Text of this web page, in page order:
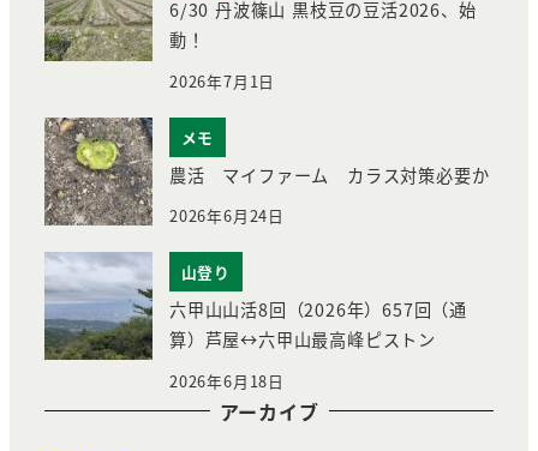
6/30 丹波篠山 黒枝豆の豆活2026、始
動！
2026年7月1日
メモ
農活 マイファーム カラス対策必要か
2026年6月24日
山登り
六甲山山活8回（2026年）657回（通
算）芦屋↔︎六甲山最高峰ピストン
2026年6月18日
アーカイブ